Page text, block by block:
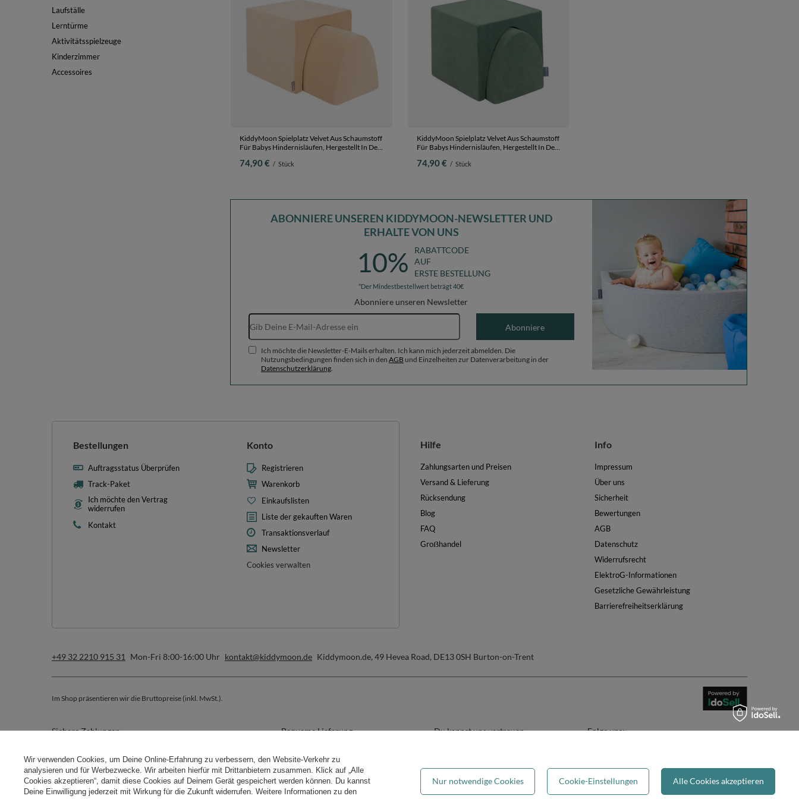
Laufställe
Lerntürme
Aktivitätsspielzeuge
Kinderzimmer
Accessoires
KiddyMoon Spielplatz Velvet Aus Schaumstoff
Für Babys Hindernisläufen, Hergestellt In Der
74,90 € / Stück
KiddyMoon Spielplatz Velvet Aus Schaumstoff
Für Babys Hindernisläufen, Hergestellt In Der
74,90 € / Stück
ABONNIERE UNSEREN KIDDYMOON-NEWSLETTER UND
ERHALTE VON UNS
10%
RABATTCODE
AUF
ERSTE BESTELLUNG
*Der Mindestbestellwert beträgt 40€
Abonniere unseren Newsletter
E-Mail-Adresse
Abonniere
Ich möchte die Newsletter-E-Mails erhalten. Ich kann mich jederzeit abmelden. Die
Nutzungsbedingungen finden sich in den AGB und Einzelheiten zur Datenverarbeitung in der
Datenschutzerklärung
Bestellungen
Auftragsstatus Überprüfen
Track-Paket
Ich möchte den Vertrag
widerrufen
Kontakt
Konto
Registrieren
Warenkorb
Einkaufslisten
Liste der gekauften Waren
Transaktionsverlauf
Newsletter
Cookies verwalten
Hilfe
Zahlungsarten und Preisen
Versand & Lieferung
Rücksendung
Blog
FAQ
Groẞhandel
Info
Impressum
Über uns
Sicherheit
Bewertungen
AGB
Datenschutz
Widerrufsrecht
ElektroG-Informationen
Gesetzliche Gewährleistung
Barrierefreiheitserklärung
+49 32 2210 915 31 Mon-Fri 8:00-16:00 Uhr kontakt@kiddymoon.de Kiddymoon.de, 49 Hevea Road, DE13 0SH Burton-on-Trent
Im Shop präsentieren wir die Bruttopreise (inkl. MwSt.).
Sichere Zahlungen Bequeme Lieferung Du kannst uns vertrauen Folge uns:
Wir verwenden Cookies, um Deine Online-Erfahrung zu verbessern, den Website-Verkehr zu
analysieren und für Werbezwecke. Wir arbeiten hierfür mit Drittanbietern zusammen. Klick auf „Alle
Cookies akzeptieren“, damit diese Cookies auf Deinem Gerät gespeichert werden können. Du kannst
Deine Einwilligung jederzeit mit Wirkung für die Zukunft widerrufen. Weitere Informationen zu den
Nur notwendige Cookies Cookie-Einstellungen Alle Cookies akzeptieren